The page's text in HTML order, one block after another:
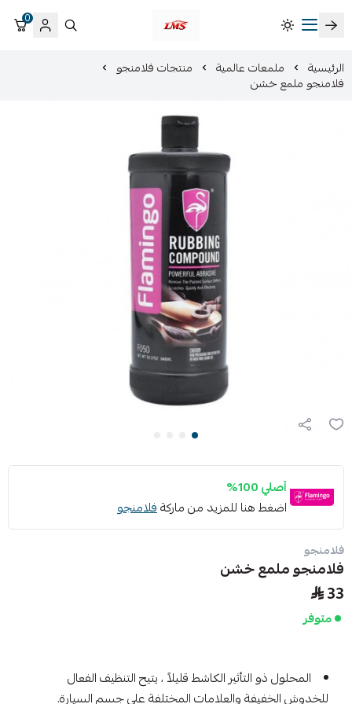
متجر لمسات الشرقية لزينة سيارات LMS
0
الرئيسية ملمعات عالمية منتجات فلامنجو
فلامنجو ملمع خشن
أصلي 100%
اضغط هنا للمزيد من ماركةفلامنجو
فلامنجو
فلامنجو ملمع خشن
33
متوفر
المحلول ذو التأثير الكاشط قليلاً ، يتيح التنظيف الفعال
للخدوش الخفيفة والعلامات المختلفة على جسم السيارة.